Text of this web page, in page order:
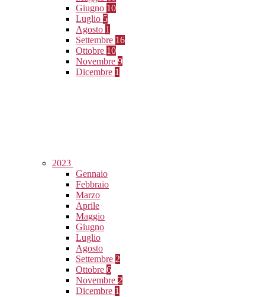
Giugno 10
Luglio 5
Agosto 1
Settembre 16
Ottobre 10
Novembre 9
Dicembre 1
2023
Gennaio
Febbraio
Marzo
Aprile
Maggio
Giugno
Luglio
Agosto
Settembre 2
Ottobre 6
Novembre 2
Dicembre 1